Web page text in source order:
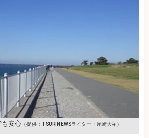
安心（提供：TSURINEWSライター・尾崎大祐）